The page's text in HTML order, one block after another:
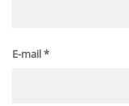
E-mail*